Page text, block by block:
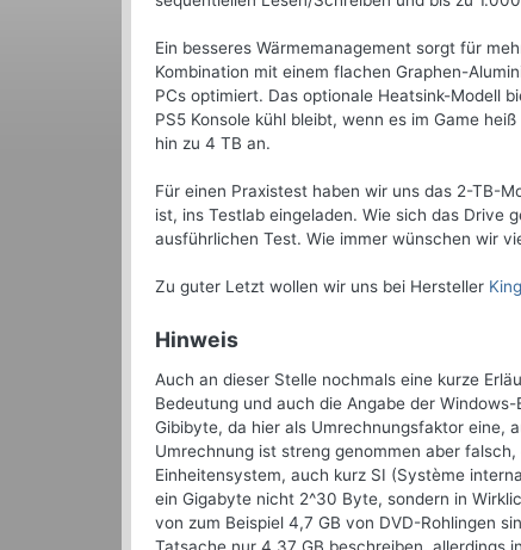
Ein besseres Wärmemanagement sorgt für
Kombination mit einem flachen Graphen-
PCs optimiert. Das optionale Heatsink-Modell
PS5 Konsole kühl bleibt, wenn es im Game
hin zu 4 TB an.
Für einen Praxistest haben wir uns das 2-TB-
ist, ins Testlab eingeladen. Wie sich das Drive
ausführlichen Test. Wie immer wünschen wir
Zu guter Letzt wollen wir uns bei Hersteller
Hinweis
Auch an dieser Stelle nochmals eine kurze
Bedeutung und auch die Angabe der
Gibibyte, da hier als Umrechnungsfaktor eine,
Umrechnung ist streng genommen aber
Einheitensystem, auch kurz SI (Système
ein Gigabyte nicht 2^30 Byte, sondern in
von zum Beispiel 4,7 GB von DVD-Rohlingen